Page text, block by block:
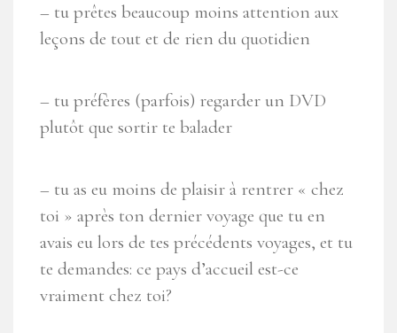
– tu prêtes beaucoup moins attention aux
leçons de tout et de rien du quotidien
– tu préfères (parfois) regarder un DVD
plutôt que sortir te balader
– tu as eu moins de plaisir à rentrer « chez
toi » après ton dernier voyage que tu en
avais eu lors de tes précédents voyages, et tu
te demandes: ce pays d’accueil est-ce
vraiment chez toi?